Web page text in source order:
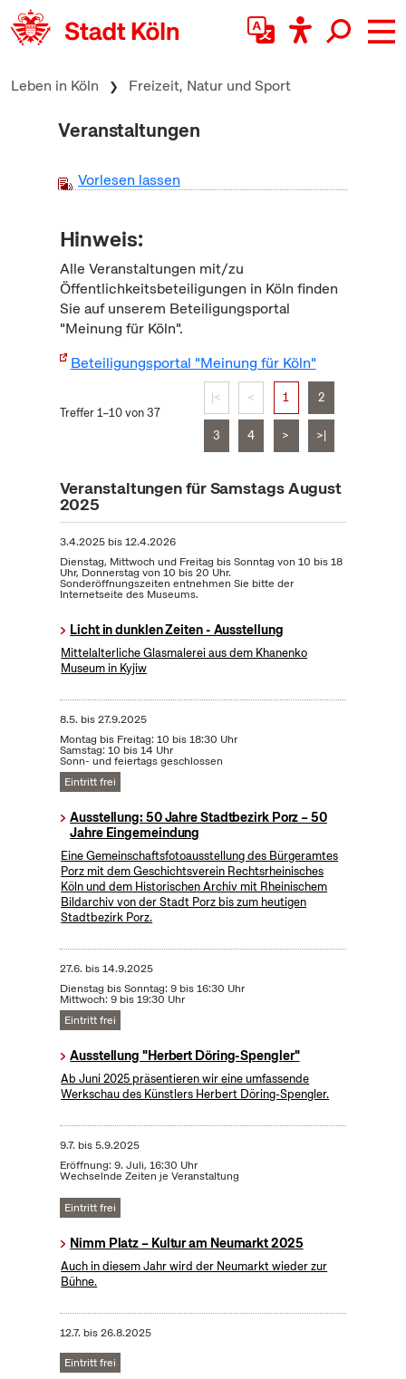
zum Inhalt springen
Leben in Köln Freizeit, Natur und Sport
Veranstaltungen
Vorlesen lassen
Hinweis:
Alle Veranstaltungen mit/zu
Öffentlichkeitsbeteiligungen in Köln finden
Sie auf unserem Beteiligungsportal
"Meinung für Köln".
Beteiligungsportal "Meinung für Köln"
Treffer 1–10 von 37
|< < 1 2
3 4 > >|
Veranstaltungen für Samstags August
2025
3.4.2025bis12.4.2026
Dienstag, Mittwoch und Freitag bis Sonntag von 10 bis 18
Uhr, Donnerstag von 10 bis 20 Uhr.
Sonderöffnungszeiten entnehmen Sie bitte der
Internetseite des Museums.
Licht in dunklen Zeiten - Ausstellung
Mittelalterliche Glasmalerei aus dem Khanenko
Museum in Kyjiw
8.5. bis27.9.2025
Montag bis Freitag: 10 bis 18:30 Uhr
Samstag: 10 bis 14 Uhr
Sonn- und feiertags geschlossen
Eintritt frei
Ausstellung: 50 Jahre Stadtbezirk Porz – 50
Jahre Eingemeindung
Eine Gemeinschaftsfotoausstellung des Bürgeramtes
Porz mit dem Geschichtsverein Rechtsrheinisches
Köln und dem Historischen Archiv mit Rheinischem
Bildarchiv von der Stadt Porz bis zum heutigen
Stadtbezirk Porz.
27.6. bis14.9.2025
Dienstag bis Sonntag: 9 bis 16:30 Uhr
Mittwoch: 9 bis 19:30 Uhr
Eintritt frei
Ausstellung "Herbert Döring-Spengler"
Ab Juni 2025 präsentieren wir eine umfassende
Werkschau des Künstlers Herbert Döring-Spengler.
9.7. bis5.9.2025
Eröffnung: 9. Juli, 16:30 Uhr
Wechselnde Zeiten je Veranstaltung
Eintritt frei
Nimm Platz – Kultur am Neumarkt 2025
Auch in diesem Jahr wird der Neumarkt wieder zur
Bühne.
12.7. bis26.8.2025
Eintritt frei